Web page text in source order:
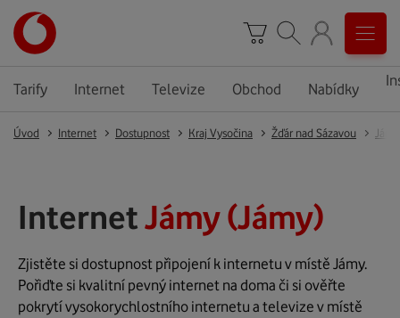
Tarify Internet Televize Obchod Nabídky
Úvod Internet Dostupnost Kraj Vysočina Žďár nad Sázavou Jámy
InternetJámy (Jámy)
Zjistěte si dostupnost připojení k internetu v místě Jámy.
Pořiďte si kvalitní pevný internet na doma či si ověřte
pokrytí vysokorychlostního internetu a televize v místě